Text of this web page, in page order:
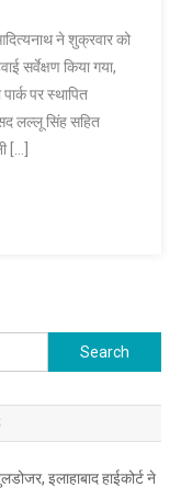
ने शुक्रवार को
सर्वेक्षण किया गया,
पर स्थापित
लल्लू सिंह सहित
[…]
Search
for:
इलाहाबाद हाईकोर्ट ने